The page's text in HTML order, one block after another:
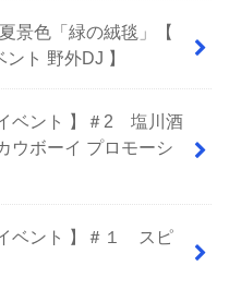
景色「緑の絨毯」【
ト 野外DJ 】
イベント 】＃2 塩川酒
ウボーイ プロモーシ
イベント 】＃１ スピ